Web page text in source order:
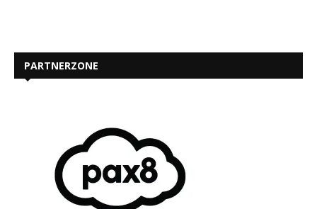
PARTNERZONE